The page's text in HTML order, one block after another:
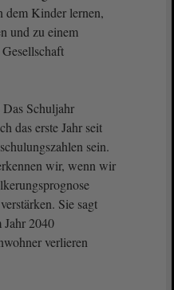
dem Kinder lernen,
und zu einem
Schuljahr
das erste Jahr seit
sein.
wir, wenn wir
Sie sagt
Jahr 2040
verlieren